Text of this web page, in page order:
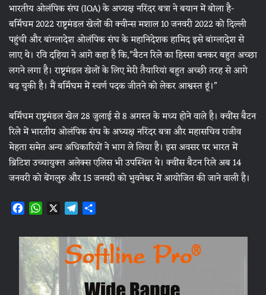
भारतीय ओलंपिक संघ (IOA) के अध्यक्ष नरिंदर बत्रा ने बयान में बोला है-
बर्मिंघम 2022 राष्ट्रमंडल खेलों की क्वीन्स मशाल 10 जनवरी 2022 को दिल्ली
पहुंची और बांग्लादेश ओलंपिक संघ के महानिदेशक हामिद इसे बांग्लादेश से
लाए थे। रवि दहिया ने आगे कहा है कि,”बैटन रिले का हिस्सा बनकर बहुत अच्छा
लगने लगा है। राष्ट्रमंडल खेलों के लिए मेरी तैयारियां बहुत अच्छी तरह से आगे
बढ़ चुकी है। मैं बर्मिंघम में स्वर्ण पदक जीतने को लेकर आश्वस्त हूं।”
बर्मिंघम राष्ट्रमंडल खेल 28 जुलाई से 8 अगस्त के मध्य होने वाले है। क्वींस बैटन
रिले में भारतीय ओलंपिक संघ के अध्यक्ष नरिंदर बत्रा और महासचिव राजीव
मेहता समेत अन्य अधिकारियों ने भाग ले लिया है। इस अवसर पर भारत में
ब्रिटिश उच्चायुक्त अलेक्स एलिस भी उपस्थित थे। क्वींस बैटन रिले अब 14
जनवरी को बेंगलुरु और 15 जनवरी को भुवनेश्वर में आयोजित की जाने वाली है।
F
c
e
b
o
o
W
a
t
s
A
p
X T
l
e
g
r
a
a
r
e